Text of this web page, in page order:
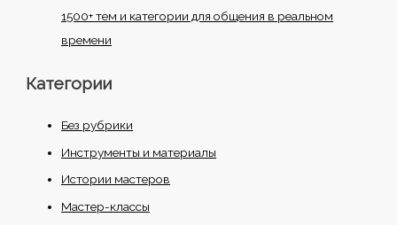
1500+ тем и категории для общения в реальном
времени
Категории
Без рубрики
Инструменты и материалы
Истории мастеров
Мастер-классы